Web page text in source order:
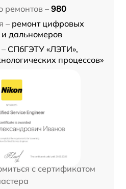
ремонтов – 980
– ремонт цифровых
дальномеров
СПбГЭТУ «ЛЭТИ»,
процессов»
с сертификатом